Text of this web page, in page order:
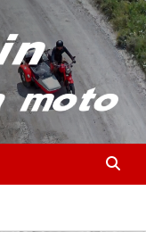
à moto
bécane